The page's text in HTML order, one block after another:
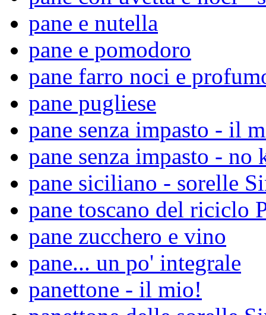
pane e nutella
pane e pomodoro
pane farro noci e
pane pugliese
pane senza impasto - il
pane senza impasto - no
pane siciliano - sorelle
pane toscano del riciclo
pane zucchero e vino
pane... un po' integrale
panettone - il mio!